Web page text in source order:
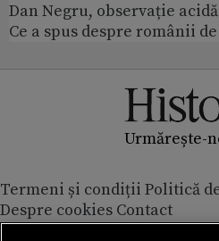
Dan Negru, observație
Ce a spus despre românii
Urmărește-
Termeni și condiții Politică
Despre cookies Contact
Modifică preferințe